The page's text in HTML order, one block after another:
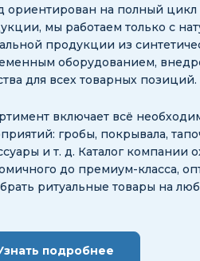
ориентирован на полный
мы работаем только с
продукции из
оборудованием,
для всех товарных позиций.
включает всё
гробы, покрывала,
и т. д. Каталог компании
до премиум-класса,
ритуальные товары на
подробнее